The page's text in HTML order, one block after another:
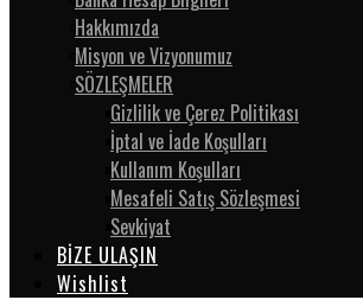
Hakkımızda
Misyon ve Vizyonumuz
SÖZLEŞMELER
Gizlilik ve Çerez Politikası
İptal ve İade Koşulları
Kullanım Koşulları
Mesafeli Satış Sözleşmesi
Sevkiyat
BİZE ULAŞIN
Wishlist